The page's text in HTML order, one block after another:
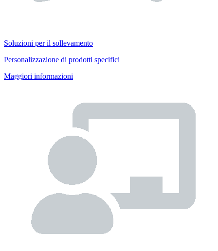
Soluzioni per il sollevamento
Personalizzazione di prodotti specifici
Maggiori informazioni